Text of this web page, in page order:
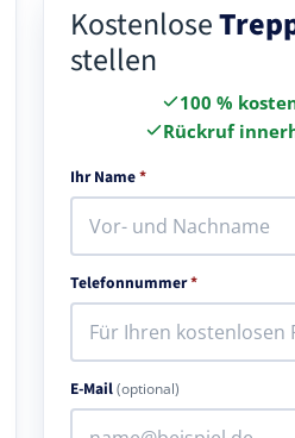
Kostenlose
stellen
100 %
Rückruf
Ihr Name*
Telefonnummer*
E-Mail(optional)